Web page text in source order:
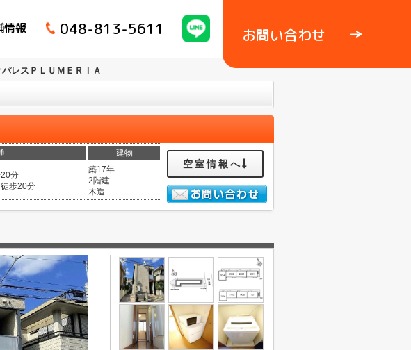
情報 048-813-5611 お問い合わせ
パレスＰＬＵＭＥＲＩＡ
建物
20分
徒歩20分
築17年
2階建
木造
空室情報へ